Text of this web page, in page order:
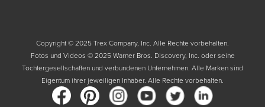
Copyright © 2025 Trex Company, Inc. Alle Rechte vorbehalten.
Fotos und Videos © 2025 Warner Bros. Discovery, Inc. oder seine
Tochtergesellschaften und verbundenen Unternehmen. Alle Marken sind
Eigentum ihrer jeweiligen Inhaber. Alle Rechte vorbehalten.